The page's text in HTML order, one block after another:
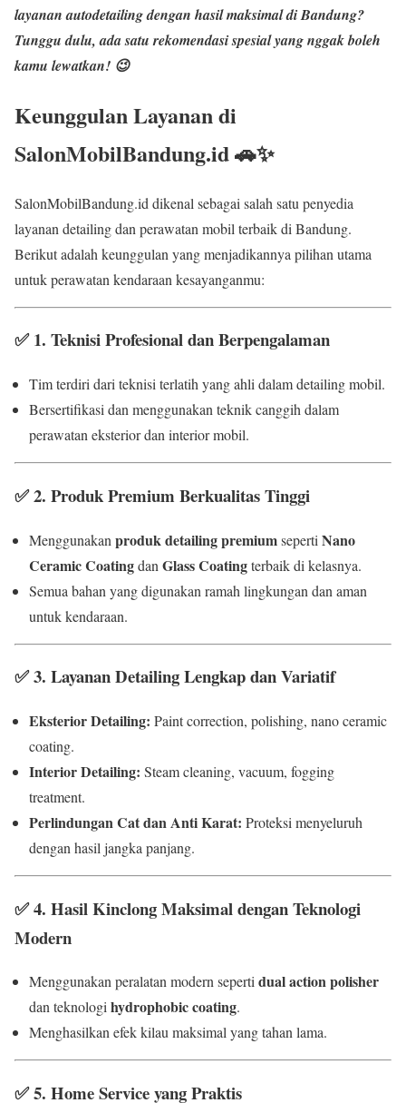
layananautodetailing dengan hasil maksimaldi Bandung?
Tunggu dulu, ada satu rekomendasi spesial yang nggak boleh
kamu lewatkan! 😉
Keunggulan Layanan di
SalonMobilBandung.id 🚗✨
SalonMobilBandung.id dikenal sebagai salah satu penyedia
layanan detailing dan perawatan mobil terbaik di Bandung.
Berikut adalah keunggulan yang menjadikannya pilihan utama
untuk perawatan kendaraan kesayanganmu:
✅1. Teknisi Profesional dan Berpengalaman
Tim terdiri dari teknisi terlatih yang ahli dalam detailing mobil.
Bersertifikasi dan menggunakan teknik canggih dalam
perawatan eksterior dan interior mobil.
✅2. Produk Premium Berkualitas Tinggi
Menggunakan produk detailing premiumseperti Nano
Ceramic Coatingdan Glass Coatingterbaik di kelasnya.
Semua bahan yang digunakan ramah lingkungan dan aman
untuk kendaraan.
✅3. Layanan Detailing Lengkap dan Variatif
Eksterior Detailing: Paint correction, polishing, nano ceramic
coating.
Interior Detailing: Steam cleaning, vacuum, fogging
treatment.
Perlindungan Cat dan Anti Karat: Proteksi menyeluruh
dengan hasil jangka panjang.
✅4. Hasil Kinclong Maksimal dengan Teknologi
Modern
Menggunakan peralatan modern sepertidual action polisher
dan teknologihydrophobic coating.
Menghasilkan efek kilau maksimal yang tahan lama.
✅5. Home Service yang Praktis